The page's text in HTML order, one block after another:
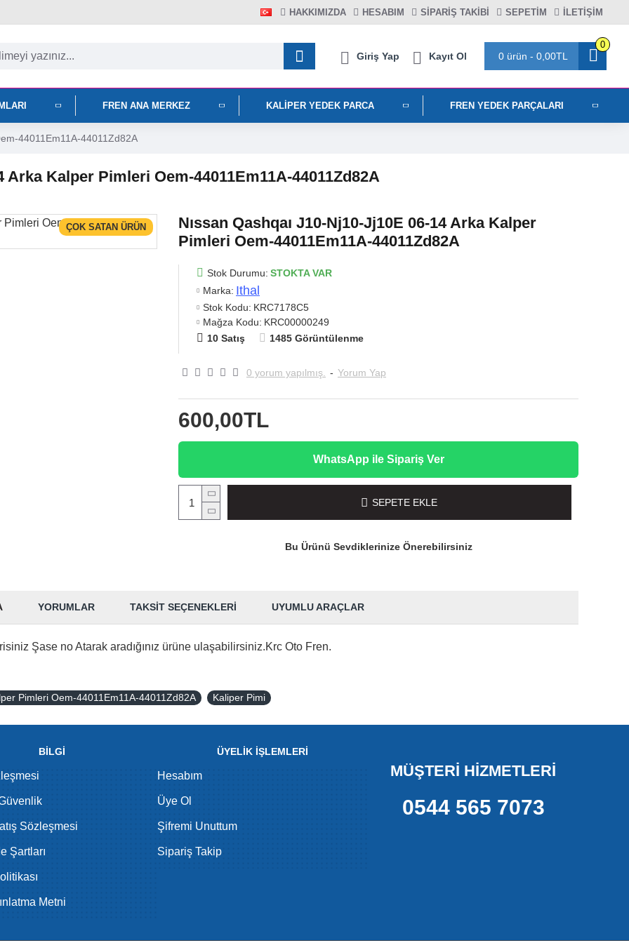
HAKKIMIZDA HESABIM SIPARIŞ TAKIBI SEPETIM İLETİŞİM
Giriş Yap Kayıt Ol 0 ürün - 0,00TL
0
FREN ANA MERKEZ KALIPER YEDEK PARCA FREN YEDEK PARÇALARI
44011Em11A-44011Zd82A
Arka Kalper Pimleri Oem-44011Em11A-44011Zd82A
ÇOK SATAN ÜRÜN
Nıssan Qashqaı J10-Nj10-Jj10E 06-14 Arka Kalper
Pimleri Oem-44011Em11A-44011Zd82A
Stok Durumu: STOKTA VAR
Marka: Ithal
Stok Kodu: KRC7178C5
Mağza Kodu: KRC00000249
10 Satış
1485 Görüntülenme
0 yorum yapılmış. - Yorum Yap
600,00TL
WhatsApp ile Sipariş Ver
SEPETE EKLE
Bu Ürünü Sevdiklerinize Önerebilirsiniz
YORUMLAR TAKSIT SEÇENEKLERI UYUMLU ARAÇLAR
Şase no Atarak aradığınız ürüne ulaşabilirsiniz.Krc Oto Fren.
Pimleri Oem-44011Em11A-44011Zd82A Kaliper Pimi
BİLGİ
Sözleşmesi
Şartları
Metni
ÜYELİK İŞLEMLERİ
Hesabım
Üye Ol
Şifremi Unuttum
Sipariş Takip
MÜŞTERİ HİZMETLERİ
0544 565 7073